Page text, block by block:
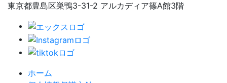
東京都豊島区巣鴨3-31-2 アルカディア篠A館3階
ホーム